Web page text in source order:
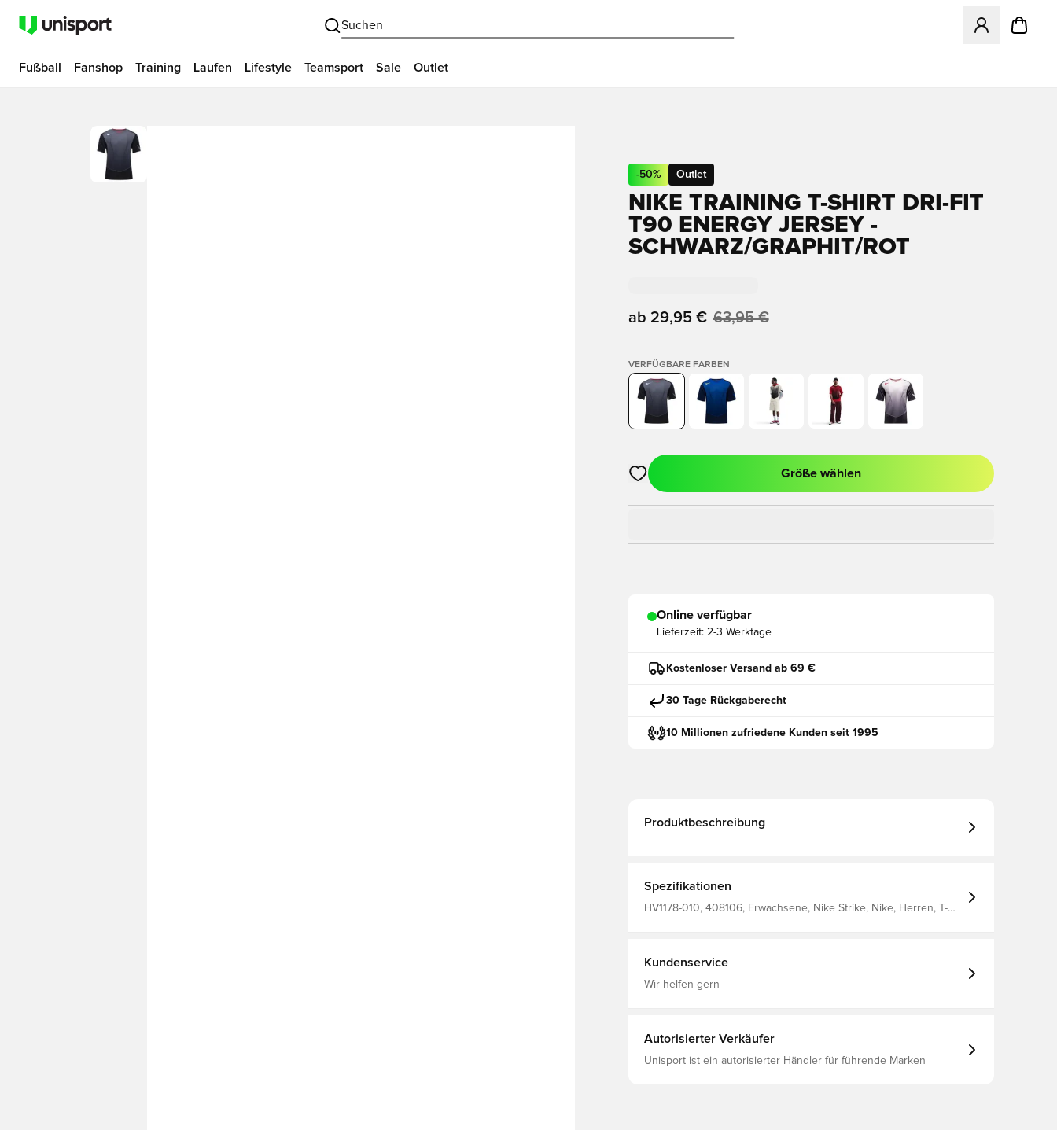
Suchen
Öffnet ein
Fußball Fanshop Training Laufen Lifestyle Teamsport Sale Outlet
-50% Outlet
NIKE TRAINING T-SHIRT DRI-FIT
T90 ENERGY JERSEY -
SCHWARZ/GRAPHIT/ROT
ab 29,95 € 63,95 €
VERFÜGBARE FARBEN
Öffnet ein neues Fenster zum Anmelden oder Registrieren als Mitglied
Größe wählen
Online verfügbar
Lieferzeit: 2-3 Werktage
Kostenloser Versand ab 69 €
30 Tage Rückgaberecht
10 Millionen zufriedene Kunden seit 1995
Produktbeschreibung
Spezifikationen
HV1178-010, 408106, Erwachsene, Nike Strike, Nike, Herren, T-
Kundenservice
Wir helfen gern
Autorisierter Verkäufer
Unisport ist ein autorisierter Händler für führende Marken